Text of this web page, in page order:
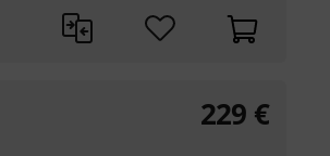
229 €